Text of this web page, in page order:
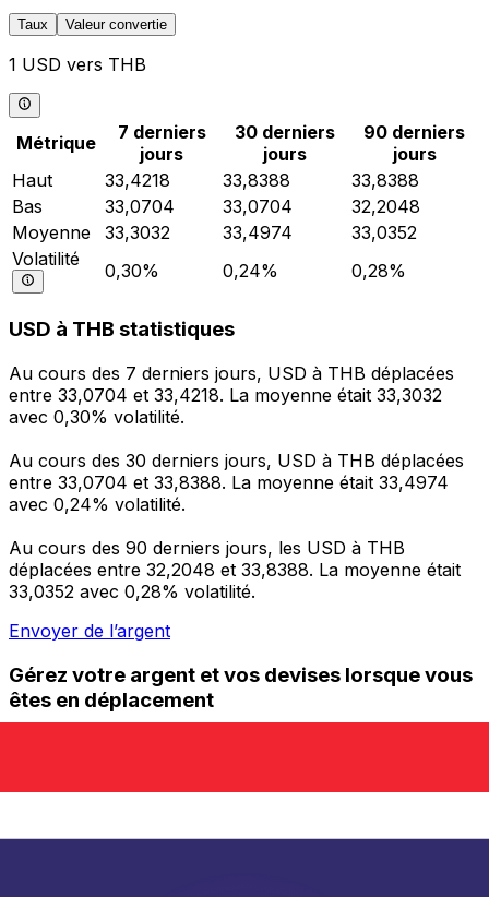
Taux Valeur convertie
1 USD vers THB
Métrique
7 derniers
jours
30 derniers
jours
90 derniers
jours
Haut
33,4218 33,8388
33,8388
Bas
33,0704 33,0704
32,2048
Moyenne
33,3032 33,4974
33,0352
Volatilité
0,30% 0,24% 0,28%
USD à THB statistiques
Au cours des 7 derniers jours, USD à THB déplacées
entre 33,0704 et 33,4218. La moyenne était 33,3032
avec 0,30% volatilité.
Au cours des 30 derniers jours, USD à THB déplacées
entre 33,0704 et 33,8388. La moyenne était 33,4974
avec 0,24% volatilité.
Au cours des 90 derniers jours, les USD à THB
déplacées entre 32,2048 et 33,8388. La moyenne était
33,0352 avec 0,28% volatilité.
Envoyer de l’argent
Gérez votre argent et vos devises lorsque vous
êtes en déplacement
et la gestion de vos devises. Convertissez des devises,